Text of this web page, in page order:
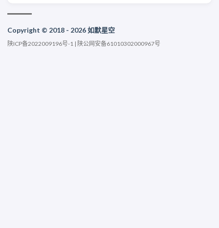
Copyright © 2018 - 2026 如默星空
陕ICP备2022009196号-1 | 陕公网安备61010302000967号